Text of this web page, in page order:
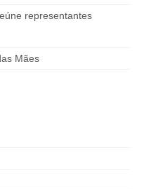
representantes
Mães